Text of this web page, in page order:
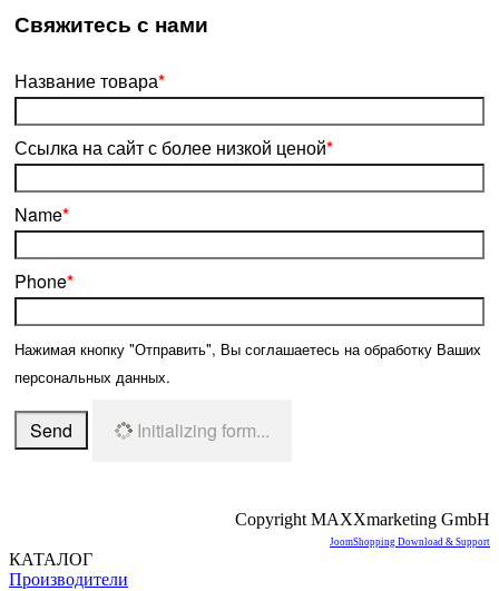
­Свяжитесь с нами
Название товара*
Ссылка на сайт с более низкой ценой*
Name*
Phone*
Нажимая кнопку "Отправить", Вы соглашаетесь на обработку Ваших
персональных данных.
Send Initializing form...
Copyright MAXXmarketing GmbH
JoomShopping Download & Support
КАТАЛОГ
Производители